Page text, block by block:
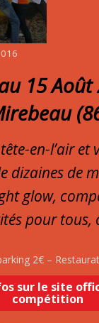
15 Août
en-l’air et
dizaines de
glow,
pour tous,
2€ –
sur le site
compétition